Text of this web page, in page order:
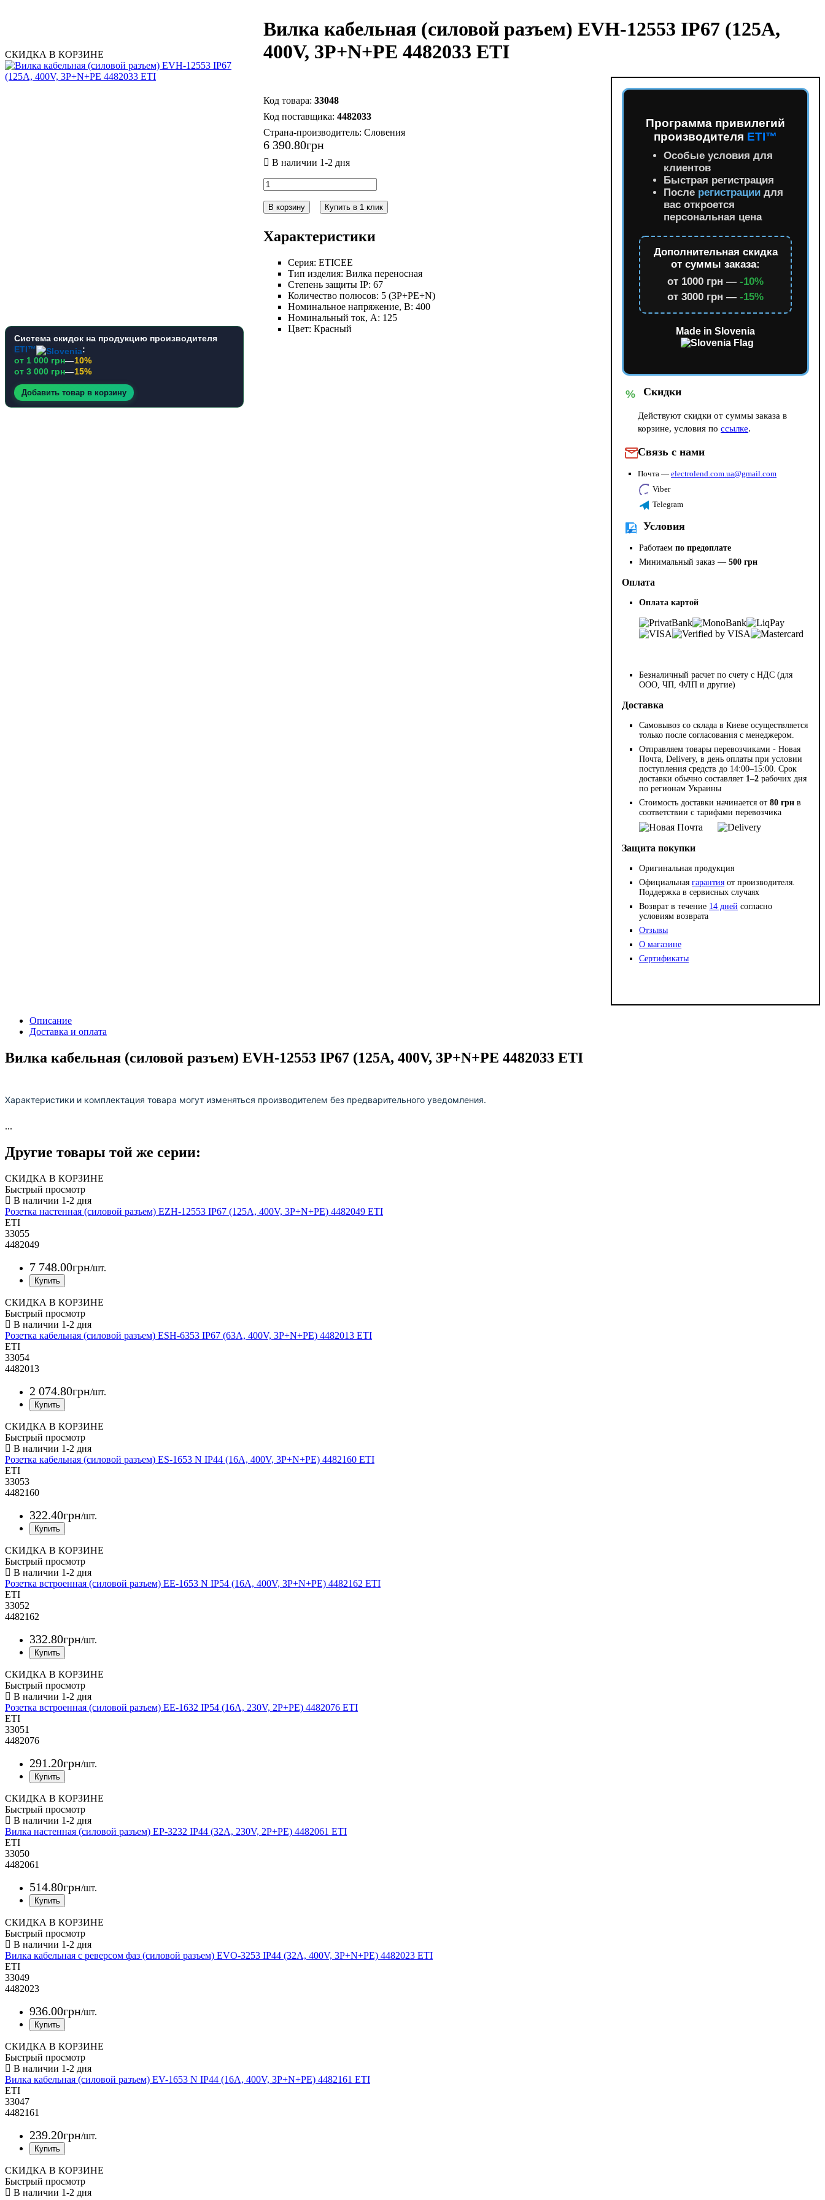
СКИДКА В КОРЗИНЕ
Система скидок на продукцию производителя
ETI™
:
от 1 000 грн—10%
от 3 000 грн—15%
Добавить товар в корзину
Вилка кабельная (силовой разъем) EVH-12553 IP67 (125A,
400V, 3P+N+PE 4482033 ETI
33048
4482033
Страна-производитель: Словения
6 390.80грн
В корзину Купить в 1 клик
Характеристики
Серия: ETICEE
Тип изделия: Вилка переносная
Степень защиты IP: 67
Количество полюсов: 5 (3P+PE+N)
Номинальное напряжение, В: 400
Номинальный ток, А: 125
Цвет: Красный
Программа привилегий
производителя ETI™
Особые условия для
клиентов
Быстрая регистрация
После регистрациидля
вас откроется
персональная цена
Дополнительная скидка
от суммы заказа:
от 1000 грн —-10%
от 3000 грн —-15%
Made in Slovenia
% Скидки
Действуют скидки от суммы заказа в
корзине, условия поссылке.
Связь с нами
Почта —electrolend.com.ua@gmail.com
Viber
Telegram
Условия
Работаемпо предоплате
Минимальный заказ —500 грн
Оплата
Оплата картой
Безналичный расчет по счету с НДС (для
ООО, ЧП, ФЛП и другие)
Доставка
Самовывоз со склада в Киеве осуществляется
только после согласования с менеджером.
Отправляем товары перевозчиками - Новая
Почта, Delivery, в день оплаты при условии
поступления средств до 14:00–15:00. Срок
доставки обычно составляет 1–2 рабочих дня
по регионам Украины
Стоимость доставки начинается от80 грн в
соответствии с тарифами перевозчика
Защита покупки
Оригинальная продукция
Официальнаягарантия от производителя.
Поддержка в сервисных случаях
Возврат в течение 14 дней согласно
условиям возврата
Отзывы
О магазине
Сертификаты
Описание
Доставка и оплата
Вилка кабельная (силовой разъем) EVH-12553 IP67 (125A, 400V, 3P+N+PE 4482033 ETI
Характеристики и комплектация товара могут изменяться производителем без предварительного уведомления.
...
Другие товары той же серии:
СКИДКА В КОРЗИНЕ
Быстрый просмотр
Розетка настенная (силовой разъем) EZH-12553 IP67 (125A, 400V, 3P+N+PE) 4482049 ETI
ETI
33055
4482049
7 748.00грн/шт.
СКИДКА В КОРЗИНЕ
Быстрый просмотр
Розетка кабельная (силовой разъем) ESH-6353 IP67 (63A, 400V, 3P+N+PE) 4482013 ETI
ETI
33054
4482013
2 074.80грн/шт.
СКИДКА В КОРЗИНЕ
Быстрый просмотр
Розетка кабельная (силовой разъем) ES-1653 N IP44 (16А, 400V, 3P+N+PE) 4482160 ETI
ETI
33053
4482160
322.40грн/шт.
СКИДКА В КОРЗИНЕ
Быстрый просмотр
Розетка встроенная (силовой разъем) EE-1653 N IP54 (16A, 400V, 3P+N+PE) 4482162 ETI
ETI
33052
4482162
332.80грн/шт.
СКИДКА В КОРЗИНЕ
Быстрый просмотр
Розетка встроенная (силовой разъем) EE-1632 IP54 (16A, 230V, 2P+PE) 4482076 ETI
ETI
33051
4482076
291.20грн/шт.
СКИДКА В КОРЗИНЕ
Быстрый просмотр
Вилка настенная (силовой разъем) EP-3232 IP44 (32A, 230V, 2P+PE) 4482061 ETI
ETI
33050
4482061
514.80грн/шт.
СКИДКА В КОРЗИНЕ
Быстрый просмотр
Вилка кабельная с реверсом фаз (силовой разъем) EVO-3253 IP44 (32A, 400V, 3P+N+PE) 4482023 ETI
ETI
33049
4482023
936.00грн/шт.
СКИДКА В КОРЗИНЕ
Быстрый просмотр
Вилка кабельная (силовой разъем) EV-1653 N IP44 (16A, 400V, 3P+N+PE) 4482161 ETI
ETI
33047
4482161
239.20грн/шт.
СКИДКА В КОРЗИНЕ
Быстрый просмотр